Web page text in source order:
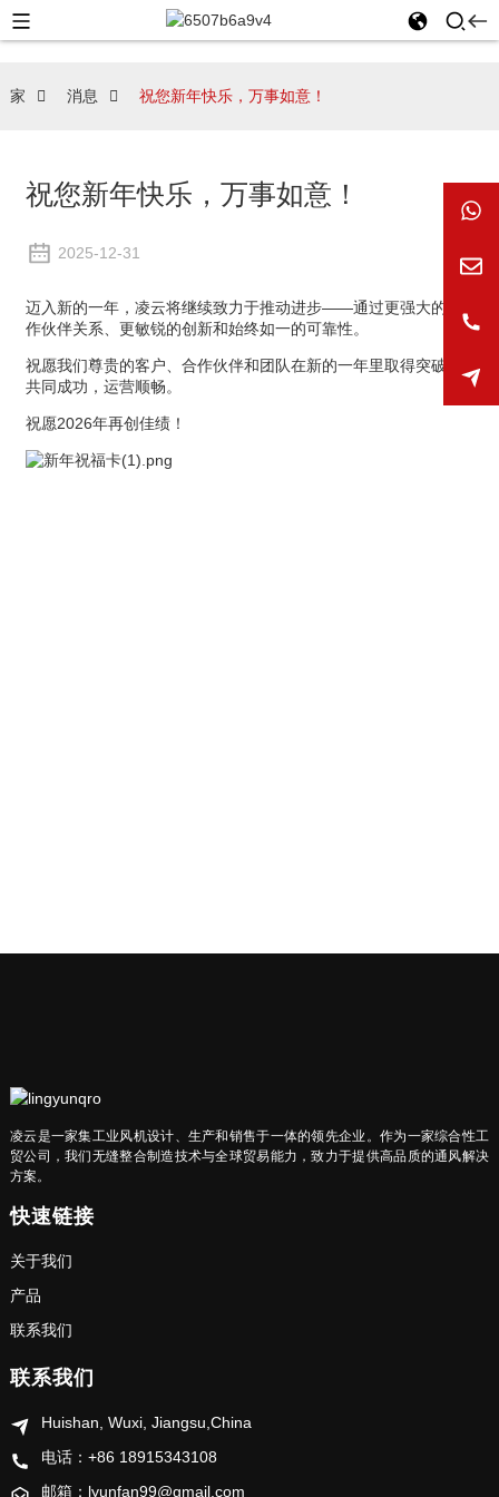
家 消息 祝您新年快乐，万事如意！
祝您新年快乐，万事如意！
2025-12-31
迈入新的一年，凌云将继续致力于推动进步——通过更强大的合
作伙伴关系、更敏锐的创新和始终如一的可靠性。
祝愿我们尊贵的客户、合作伙伴和团队在新的一年里取得突破，
共同成功，运营顺畅。
祝愿2026年再创佳绩！
凌云是一家集工业风机设计、生产和销售于一体的领先企业。作为一家综合性工
贸公司，我们无缝整合制造技术与全球贸易能力，致力于提供高品质的通风解决
方案。
快速链接
关于我们
产品
联系我们
联系我们
Huishan, Wuxi, Jiangsu,China
电话：+86 18915343108
邮箱：lyunfan99@gmail.com